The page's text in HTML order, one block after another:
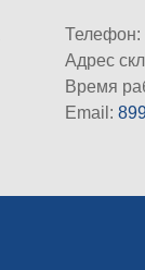
Телефон:
Адрес
Время
Email: